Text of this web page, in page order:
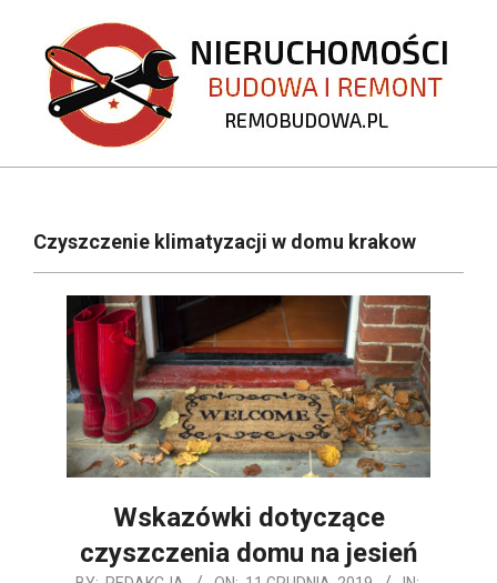
content
REMOBUDOWA.PL
NavigationCzyszczenie klimatyzacji w domu krakow
Wskazówki dotyczące
czyszczenia domu na jesień